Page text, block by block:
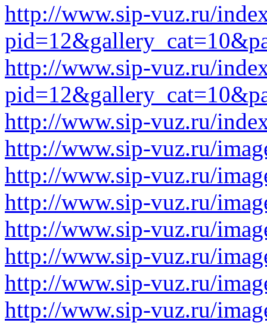
http://www.sip-vuz.ru/
http://www.sip-vuz.ru/
http://www.sip-vuz.ru/
http://www.sip-vuz.ru/
http://www.sip-vuz.ru/
http://www.sip-vuz.ru/
http://www.sip-vuz.ru/
http://www.sip-vuz.ru/
http://www.sip-vuz.ru/
http://www.sip-vuz.ru/